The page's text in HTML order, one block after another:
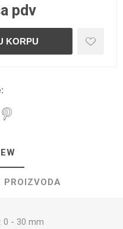
pdv
PROIZVODA
0 - 30 mm